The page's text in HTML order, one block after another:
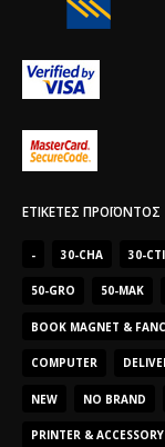
ΕΤΙΚΈΤΕΣ ΠΡΟΪΌΝΤΟΣ
- 30-CHA 30-CTI
50-GRO 50-MAK
BOOK MAGNET &
COMPUTER
NEW NO BRAND
PRINTER & ACCESSORY